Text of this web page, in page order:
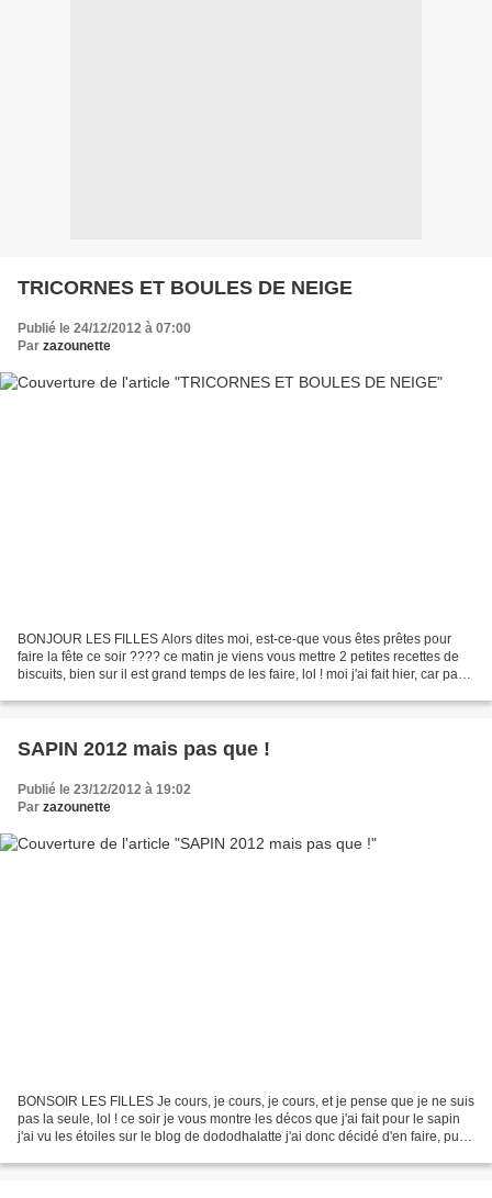
TRICORNES ET BOULES DE NEIGE
Publié le 24/12/2012 à 07:00
Par zazounette
BONJOUR LES FILLES Alors dites moi, est-ce-que vous êtes prêtes pour
faire la fête ce soir ???? ce matin je viens vous mettre 2 petites recettes de
biscuits, bien sur il est grand temps de les faire, lol ! moi j'ai fait hier, car pas
SAPIN 2012 mais pas que !
Publié le 23/12/2012 à 19:02
Par zazounette
BONSOIR LES FILLES Je cours, je cours, je cours, et je pense que je ne suis
pas la seule, lol ! ce soir je vous montre les décos que j'ai fait pour le sapin
j'ai vu les étoiles sur le blog de dododhalatte j'ai donc décidé d'en faire, puis,